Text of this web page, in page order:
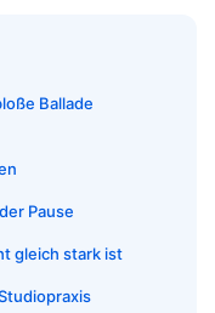
Ballade
Pause
gleich stark ist